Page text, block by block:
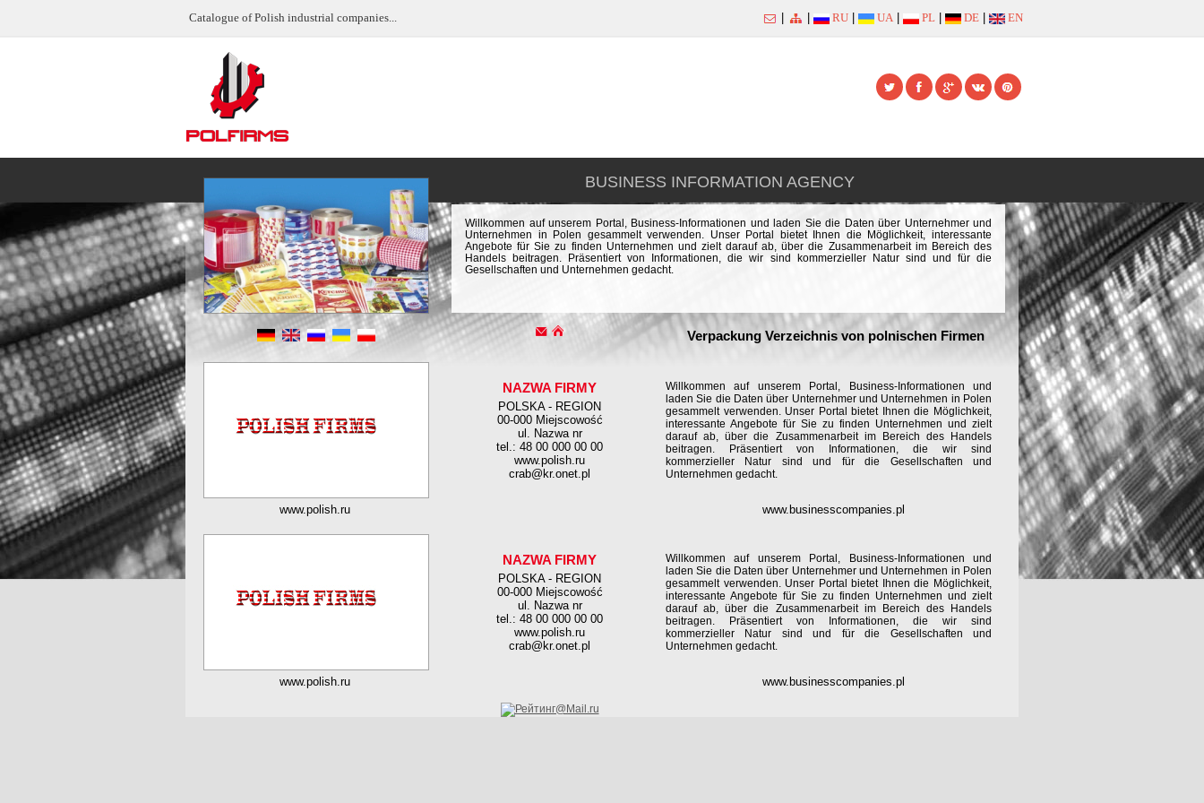
Catalogue of Polish industrial companies... RU UA PL DE EN
BUSINESS INFORMATION AGENCY
Willkommen auf unserem Portal, Business-Informationen und laden Sie die Daten über Unternehmer und
Unternehmen in Polen gesammelt verwenden. Unser Portal bietet Ihnen die Möglichkeit, interessante
Angebote für Sie zu finden Unternehmen und zielt darauf ab, über die Zusammenarbeit im Bereich des
Handels beitragen. Präsentiert von Informationen, die wir sind kommerzieller Natur sind und für die
Gesellschaften und Unternehmen gedacht.
Verpackung Verzeichnis von polnischen Firmen
NAZWA FIRMY
POLSKA - REGION
00-000 Miejscowość
ul. Nazwa nr
tel.: 48 00 000 00 00
www.polish.ru
crab@kr.onet.pl
Willkommen auf unserem Portal, Business-Informationen und
laden Sie die Daten über Unternehmer und Unternehmen in Polen
gesammelt verwenden. Unser Portal bietet Ihnen die Möglichkeit,
interessante Angebote für Sie zu finden Unternehmen und zielt
darauf ab, über die Zusammenarbeit im Bereich des Handels
beitragen. Präsentiert von Informationen, die wir sind
kommerzieller Natur sind und für die Gesellschaften und
Unternehmen gedacht.
www.polish.ru www.businesscompanies.pl
NAZWA FIRMY
POLSKA - REGION
00-000 Miejscowość
ul. Nazwa nr
tel.: 48 00 000 00 00
www.polish.ru
crab@kr.onet.pl
Willkommen auf unserem Portal, Business-Informationen und
laden Sie die Daten über Unternehmer und Unternehmen in Polen
gesammelt verwenden. Unser Portal bietet Ihnen die Möglichkeit,
interessante Angebote für Sie zu finden Unternehmen und zielt
darauf ab, über die Zusammenarbeit im Bereich des Handels
beitragen. Präsentiert von Informationen, die wir sind
kommerzieller Natur sind und für die Gesellschaften und
Unternehmen gedacht.
www.polish.ru www.businesscompanies.pl